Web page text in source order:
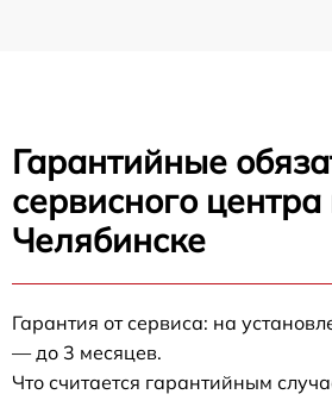
Гарантийные
сервисного центра
Челябинске
Гарантия от сервиса: на
— до 3 месяцев.
Что считается гарантийным